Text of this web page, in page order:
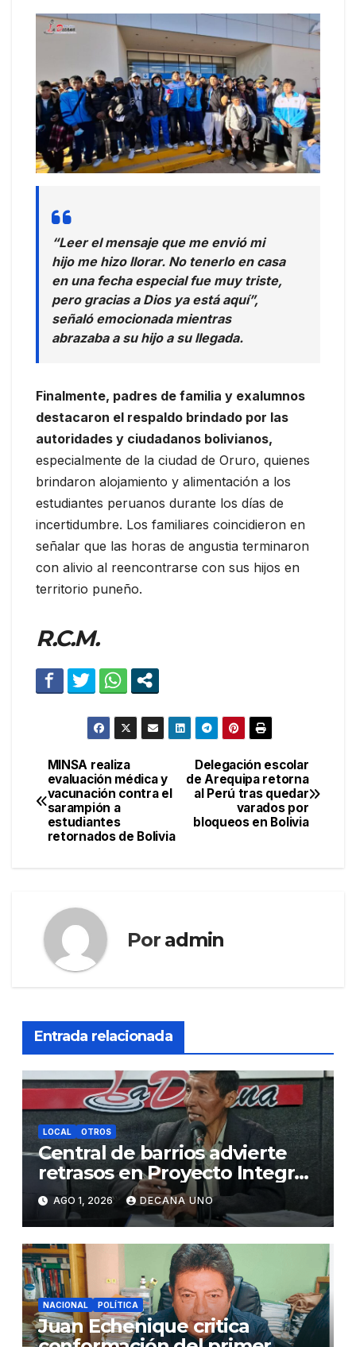
“Leer el mensaje que me envió mi
hijo me hizo llorar. No tenerlo en casa
en una fecha especial fue muy triste,
pero gracias a Dios ya está aquí”,
señaló emocionada mientras
abrazaba a su hijo a su llegada.
Finalmente, padres de familia y exalumnos
destacaron el respaldo brindado por las
autoridades y ciudadanos bolivianos,
especialmente de la ciudad de Oruro, quienes
brindaron alojamiento y alimentación a los
estudiantes peruanos durante los días de
incertidumbre. Los familiares coincidieron en
señalar que las horas de angustia terminaron
con alivio al reencontrarse con sus hijos en
territorio puneño.
R.C.M.
Navegación
de
entradas
Delegación escolar
de Arequipa retorna
al Perú tras quedar
varados por
bloqueos en Bolivia
MINSA realiza
evaluación médica y
vacunación contra el
sarampión a
estudiantes
retornados de Bolivia
Por admin
Entrada relacionada
LOCAL OTROS
Central de barrios advierte
retrasos en Proyecto Integral
de Agua y Alcantarillado para
Juliaca
AGO 1, 2026 DECANA UNO
NACIONAL POLÍTICA
Juan Echenique critica